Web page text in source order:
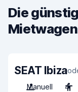
Die
Mietwagen
SEAT Ibiza
Manuell
4